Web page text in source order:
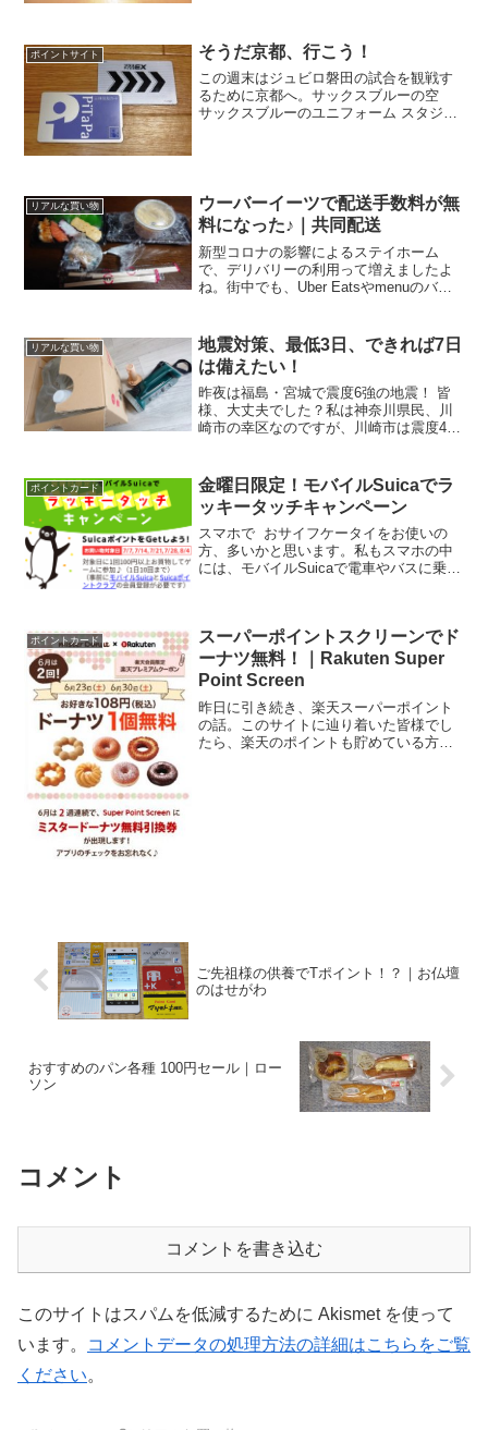
とうございます。 この度...
ポイントサイト そうだ京都、行こう！
この週末はジュビロ磐田の試合を観戦す
るために京都へ。サックスブルーの空
サックスブルーのユニフォーム スタジア
リアルな買い物
ウーバーイーツで配送手数料が無
料になった♪｜共同配送
新型コロナの影響によるステイホーム
で、デリバリーの利用って増えましたよ
ね。街中でも、Uber Eatsやmenuのバッ
うーん、一人分をつくるのは面倒だし、
テイクアウトを...
リアルな買い物
地震対策、最低3日、できれば7日
は備えたい！
昨夜は福島・宮城で震度6強の地震！ 皆
様、大丈夫でした？私は神奈川県民、川
崎市の幸区なのですが、川崎市は震度4と
あれば患いなし地震や台風などの自然災
害に対する「備え」、み...
ポイントカード
金曜日限定！モバイルSuicaでラ
ッキータッチキャンペーン
スマホで おサイフケータイをお使いの
方、多いかと思います。私もスマホの中
には、モバイルSuicaで電車やバスに乗っ
能を使って...
ポイントカード
スーパーポイントスクリーンでド
ーナツ無料！｜Rakuten Super
Point Screen
昨日に引き続き、楽天スーパーポイント
の話。このサイトに辿り着いた皆様でし
たら、楽天のポイントも貯めている方も
ご先祖様の供養でTポイント！？｜お仏壇
のはせがわ
おすすめのパン各種 100円セール｜ロー
ソン
コメント
コメントを書き込む
このサイトはスパムを低減するために Akismet を使って
います。
コメントデータの処理方法の詳細はこちらをご覧
ください。